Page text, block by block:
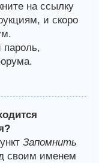
на ссылку
и скоро
пароль,
Запомнить
своим именем